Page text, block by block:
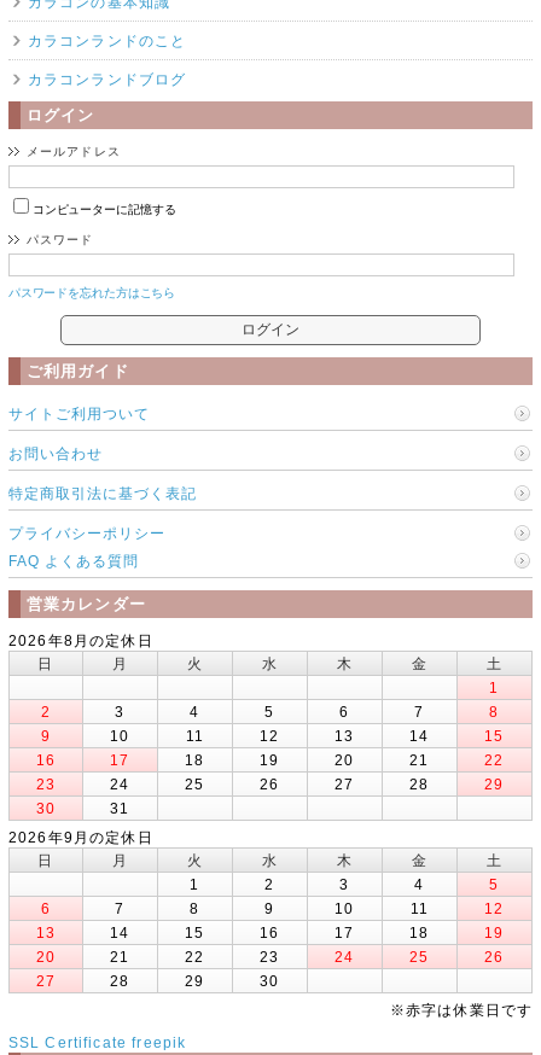
カラコンランドのこと
カラコンランドブログ
ログイン
メールアドレス
コンピューターに記憶する
パスワード
パスワードを忘れた方はこちら
ご利用ガイド
サイトご利用ついて
お問い合わせ
特定商取引法に基づく表記
プライバシーポリシー
FAQ よくある質問
営業カレンダー
2026年8月の定休日
日
月 火 水 木 金
土
1
2
3 4 5 6 7
8
9
10 11 12 13 14
15
16
17 18 19 20 21
22
23
24 25 26 27 28
29
30
31
2026年9月の定休日
日
月 火 水 木 金
土
1
2 3 4
5
6
7 8 9 10 11
12
13
14 15 16 17 18
19
20
21 22 23 24 25
26
27
28 29
30
※赤字は休業日です
SSL Certificate freepik